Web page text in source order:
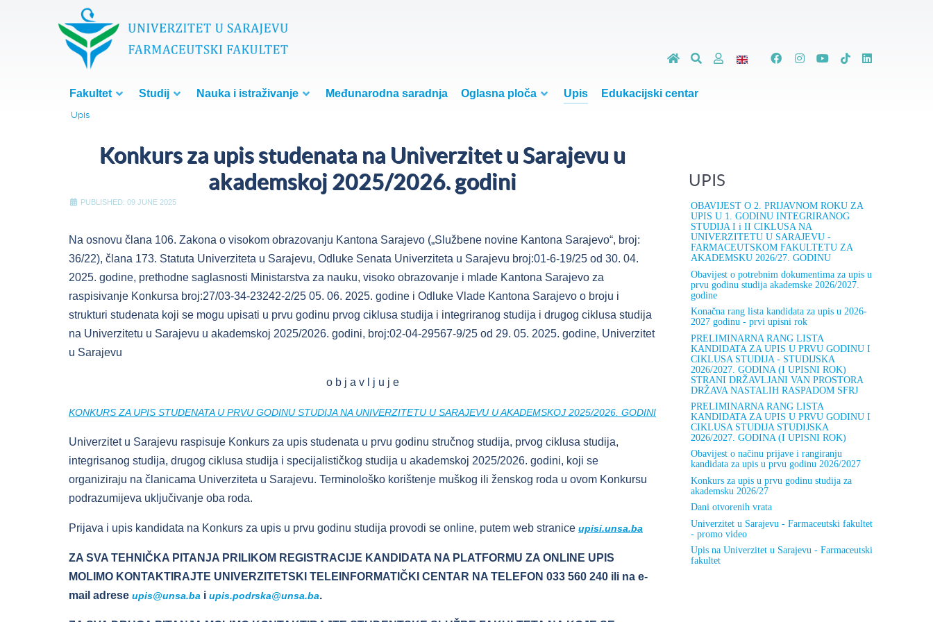
Fakultet Studij Nauka i istraživanje Međunarodna saradnja Oglasna ploča Upis Edukacijski centar
Upis
Konkurs za upis studenata na Univerzitet u Sarajevu u
akademskoj 2025/2026. godini
PUBLISHED: 09 JUNE 2025
Na osnovu člana 106. Zakona o visokom obrazovanju Kantona Sarajevo („Službene novine Kantona Sarajevo“, broj:
36/22), člana 173. Statuta Univerziteta u Sarajevu, Odluke Senata Univerziteta u Sarajevu broj:01-6-19/25 od 30. 04.
2025. godine, prethodne saglasnosti Ministarstva za nauku, visoko obrazovanje i mlade Kantona Sarajevo za
raspisivanje Konkursa broj:27/03-34-23242-2/25 05. 06. 2025. godine i Odluke Vlade Kantona Sarajevo o broju i
strukturi studenata koji se mogu upisati u prvu godinu prvog ciklusa studija i integriranog studija i drugog ciklusa studija
na Univerzitetu u Sarajevu u akademskoj 2025/2026. godini, broj:02-04-29567-9/25 od 29. 05. 2025. godine, Univerzitet
u Sarajevu
o b j a v l j u j e
KONKURS ZA UPIS STUDENATA U PRVU GODINU STUDIJA NA UNIVERZITETU U SARAJEVU U AKADEMSKOJ 2025/2026. GODINI
Univerzitet u Sarajevu raspisuje Konkurs za upis studenata u prvu godinu stručnog studija, prvog ciklusa studija,
integrisanog studija, drugog ciklusa studija i specijalističkog studija u akademskoj 2025/2026. godini, koji se
organiziraju na članicama Univerziteta u Sarajevu. Terminološko korištenje muškog ili ženskog roda u ovom Konkursu
podrazumijeva uključivanje oba roda.
Prijava i upis kandidata na Konkurs za upis u prvu godinu studija provodi se online, putem web stranice upisi.unsa.ba
ZA SVA TEHNIČKA PITANJA PRILIKOM REGISTRACIJE KANDIDATA NA PLATFORMU ZA ONLINE UPIS
MOLIMO KONTAKTIRAJTE UNIVERZITETSKI TELEINFORMATIČKI CENTAR NA TELEFON 033 560 240 ili na e-
mail adrese upis@unsa.ba i upis.podrska@unsa.ba.
UPIS
OBAVIJEST O 2. PRIJAVNOM ROKU ZA
UPIS U 1. GODINU INTEGRIRANOG
STUDIJA I i II CIKLUSA NA
UNIVERZITETU U SARAJEVU -
FARMACEUTSKOM FAKULTETU ZA
AKADEMSKU 2026/27. GODINU
Obavijest o potrebnim dokumentima za upis u
prvu godinu studija akademske 2026/2027.
godine
Konačna rang lista kandidata za upis u 2026-
2027 godinu - prvi upisni rok
PRELIMINARNA RANG LISTA
KANDIDATA ZA UPIS U PRVU GODINU I
CIKLUSA STUDIJA - STUDIJSKA
2026/2027. GODINA (I UPISNI ROK)
STRANI DRŽAVLJANI VAN PROSTORA
DRŽAVA NASTALIH RASPADOM SFRJ
PRELIMINARNA RANG LISTA
KANDIDATA ZA UPIS U PRVU GODINU I
CIKLUSA STUDIJA STUDIJSKA
2026/2027. GODINA (I UPISNI ROK)
Obavijest o načinu prijave i rangiranju
kandidata za upis u prvu godinu 2026/2027
Konkurs za upis u prvu godinu studija za
akademsku 2026/27
Dani otvorenih vrata
Univerzitet u Sarajevu - Farmaceutski fakultet
- promo video
Upis na Univerzitet u Sarajevu - Farmaceutski
fakultet